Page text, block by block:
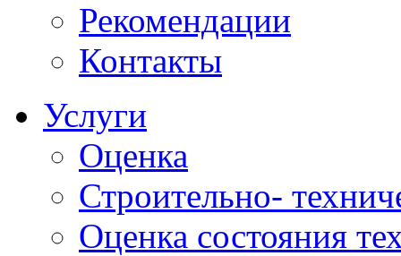
Рекомендации
Контакты
Услуги
Оценка
Строительно-
Оценка состояния